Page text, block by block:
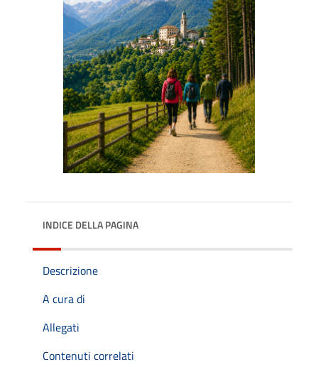
INDICE DELLA PAGINA
Descrizione
A cura di
Allegati
Contenuti correlati